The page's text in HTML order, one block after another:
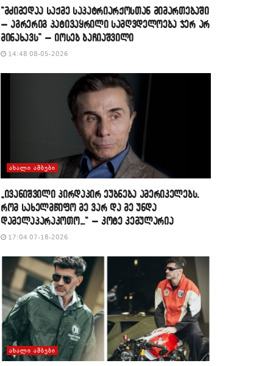
“მძიმედაა საქმე საპატრიარქოსთან მიმართებაში
– აგრერიგ პატივაყრილი სამღვდელოება ჯერ არ
მინახავს” – იოსებ ბაჩიაშვილი
14:48 08-05-2026
ᲐᲮᲐᲚᲘ ᲐᲛᲑᲔᲑᲘ
„ივანიშვილი პირდაპირ ეუბნება ამერიკელებს,
რომ სახელმწიფო მე ვარ და მე უნდა
დამელაპარაკოთო…“ – კოტე კემულარია
17:04 07-18-2026
ᲐᲮᲐᲚᲘ ᲐᲛᲑᲔᲑᲘ